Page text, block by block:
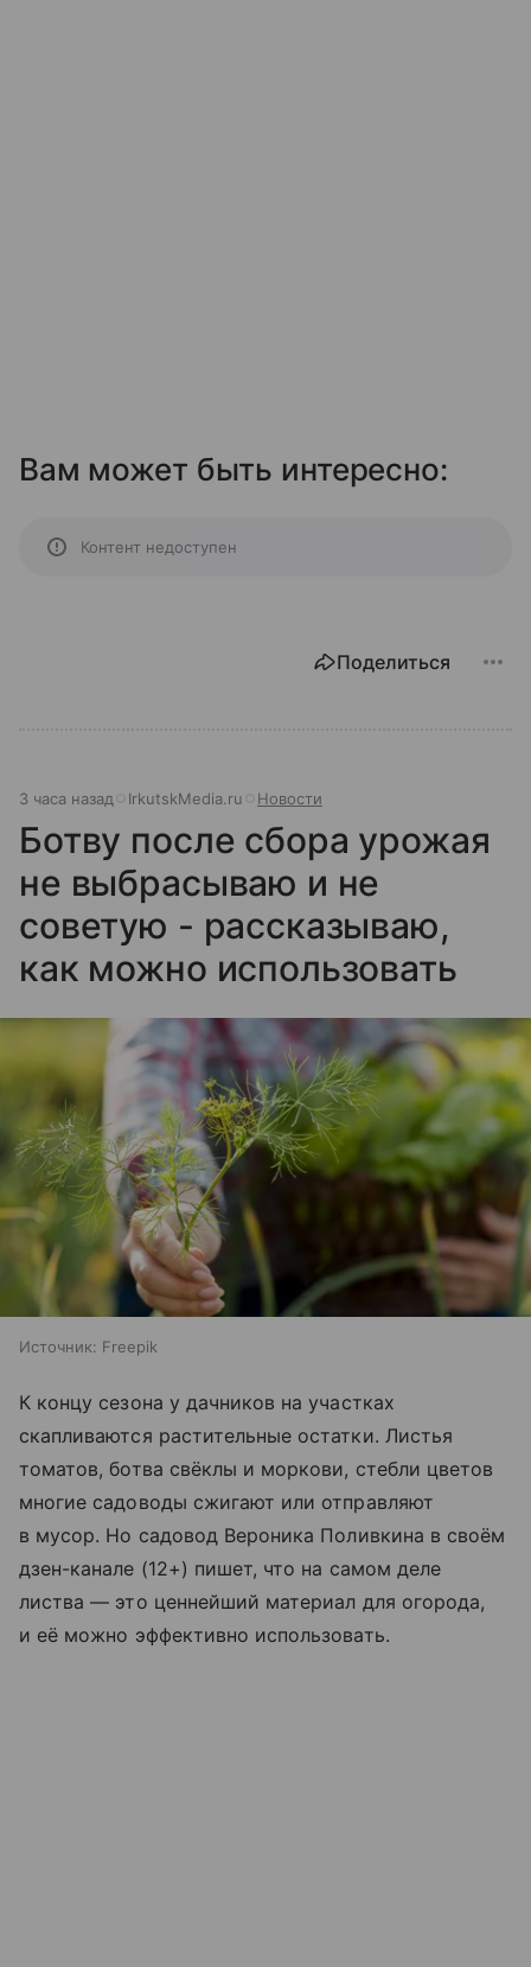
Вам может быть интересно:
Контент недоступен
Поделиться
3 часа назад IrkutskMedia.ru Новости
Ботву после сбора урожая
не выбрасываю и не
советую - рассказываю,
как можно использовать
Источник: Freepik
К концу сезона у дачников на участках
скапливаются растительные остатки. Листья
томатов, ботва свёклы и моркови, стебли цветов
многие садоводы сжигают или отправляют
в мусор. Но садовод Вероника Поливкина в своём
дзен-канале (12+) пишет, что на самом деле
листва — это ценнейший материал для огорода,
и её можно эффективно использовать.